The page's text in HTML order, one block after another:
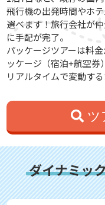
飛行機の出発時間やホ
選べます！旅行会社が
に手配が完了。
パッケージツアーは料
ッケージ（宿泊+航空券
リアルタイムで変動す
ツ
ダイナミッ